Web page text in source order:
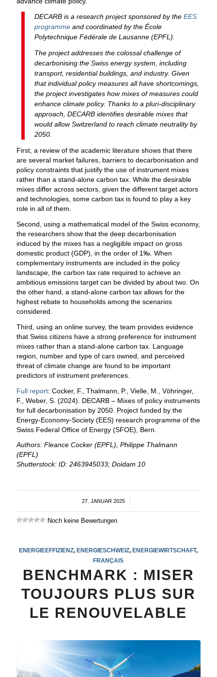
DECARB is a research project sponsored by the EES
programmeand coordinated by the École
Polytechnique Fédérale de Lausanne (EPFL).
The project addresses the colossal challenge of
decarbonising the Swiss energy system, including
transport, residential buildings, and industry. Given
that individual policy measures all have shortcomings,
the project investigates how mixes of measures could
enhance climate policy. Thanks to a pluri-disciplinary
approach, DECARB identifies desirable mixes that
would allow Switzerland to reach climate neutrality by
2050.
First, a review of the academic literature shows that there
are several market failures, barriers to decarbonisation and
policy constraints that justify the use of instrument mixes
rather than a stand-alone carbon tax. While the desirable
mixes differ across sectors, given the different target actors
and technologies, some carbon tax is found to play a key
role in all of them.
Second, using a mathematical model of the Swiss economy,
the researchers show that the deep decarbonisation
induced by the mixes has a negligible impact on gross
domestic product (GDP), in the order of 1‰. When
complementary instruments are included in the policy
landscape, the carbon tax rate required to achieve an
ambitious emissions target can be divided by about two. On
the other hand, a stand-alone carbon tax allows for the
highest rebate to households among the scenarios
considered.
Third, using an online survey, the team provides evidence
that Swiss citizens have a strong preference for instrument
mixes rather than a stand-alone carbon tax. Language
region, number and type of cars owned, and perceived
threat of climate change are found to be important
predictors of instrument preferences.
Full report: Cocker, F., Thalmann, P., Vielle, M., Vöhringer,
F., Weber, S. (2024). DECARB – Mixes of policy instruments
for full decarbonisation by 2050. Project funded by the
Energy-Economy-Society (EES) research programme of the
Swiss Federal Office of Energy (SFOE), Bern.
Authors: Fleance Cocker (EPFL), Philippe Thalmann
(EPFL)
Shutterstock: ID: 2463945033; Doidam 10
27. JANUAR 2025
/
Noch keine Bewertungen
ENERGIEEFFIZIENZ, ENERGIESCHWEIZ, ENERGIEWIRTSCHAFT,
FRANÇAIS
BENCHMARK : MISER
TOUJOURS PLUS SUR
LE RENOUVELABLE